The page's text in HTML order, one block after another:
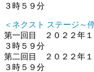
３時５９分
＜ネクスト ステージ～
第一回目 ２０２２年１
３時５９分
第二回目 ２０２２年１
３時５９分